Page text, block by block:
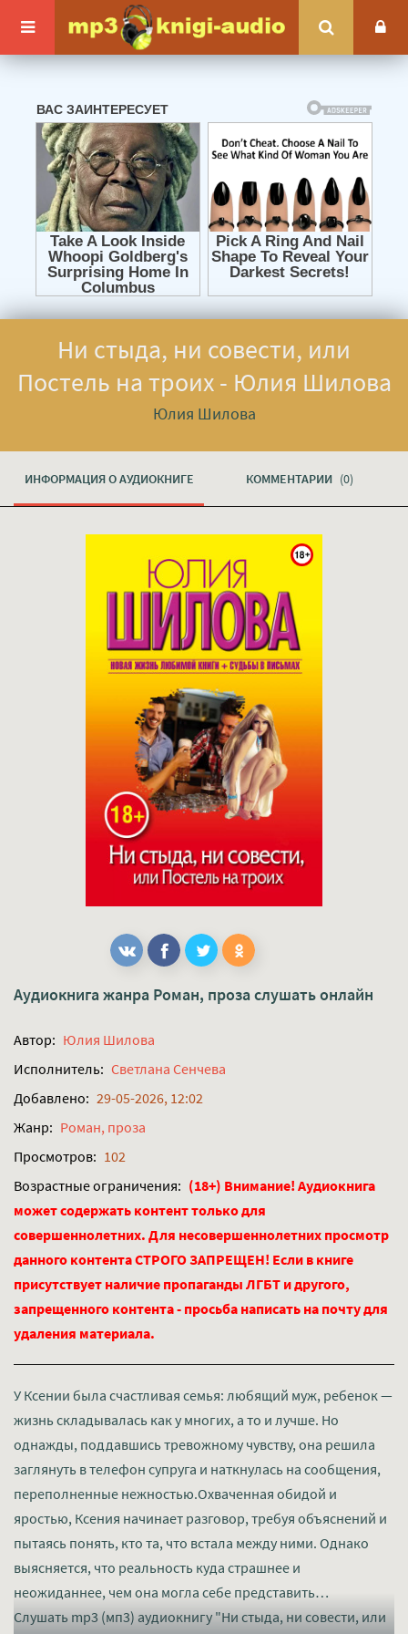
Ни стыда, ни совести, или
Постель на троих - Юлия Шилова
Юлия Шилова
ИНФОРМАЦИЯ О АУДИОКНИГЕ КОММЕНТАРИИ (0)
Аудиокнига жанра Роман, проза слушать онлайн
Автор: Юлия Шилова
Исполнитель: Светлана Сенчева
Добавлено: 29-05-2026, 12:02
Жанр: Роман, проза
Просмотров: 102
Возрастные ограничения: (18+) Внимание! Аудиокнига
может содержать контент только для
совершеннолетних. Для несовершеннолетних просмотр
данного контента СТРОГО ЗАПРЕЩЕН! Если в книге
присутствует наличие пропаганды ЛГБТ и другого,
запрещенного контента - просьба написать на почту для
удаления материала.
У Ксении была счастливая семья: любящий муж, ребенок —
жизнь складывалась как у многих, а то и лучше. Но
однажды, поддавшись тревожному чувству, она решила
заглянуть в телефон супруга и наткнулась на сообщения,
переполненные нежностью.Охваченная обидой и
яростью, Ксения начинает разговор, требуя объяснений и
пытаясь понять, кто та, что встала между ними. Однако
выясняется, что реальность куда страшнее и
неожиданнее, чем она могла себе представить…
Слушать mp3 (мп3) аудиокнигу "Ни стыда, ни совести, или